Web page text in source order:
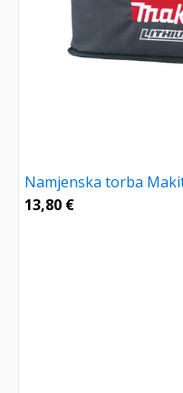
Namjenska torba
13,80 €